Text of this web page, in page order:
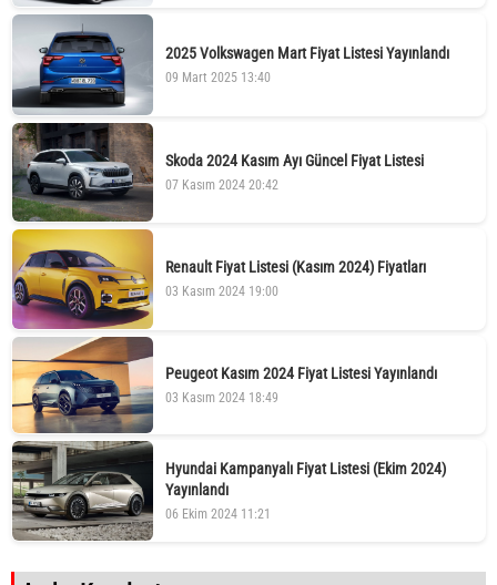
2025 Volkswagen Mart Fiyat Listesi Yayınlandı
09 Mart 2025 13:40
Skoda 2024 Kasım Ayı Güncel Fiyat Listesi
07 Kasım 2024 20:42
Renault Fiyat Listesi (Kasım 2024) Fiyatları
03 Kasım 2024 19:00
Peugeot Kasım 2024 Fiyat Listesi Yayınlandı
03 Kasım 2024 18:49
Hyundai Kampanyalı Fiyat Listesi (Ekim 2024)
Yayınlandı
06 Ekim 2024 11:21